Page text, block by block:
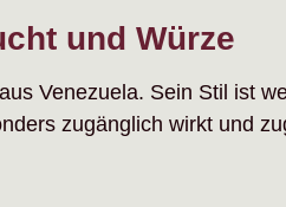
und Würze
Venezuela. Sein Stil ist
zugänglich wirkt und